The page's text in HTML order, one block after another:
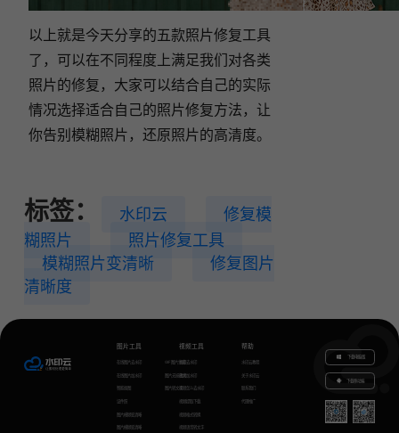
以上就是今天分享的五款照片修复工具
了，可以在不同程度上满足我们对各类
照片的修复，大家可以结合自己的实际
情况选择适合自己的照片修复方法，让
你告别模糊照片，还原照片的高清度。
标签： 水印云
修复模
糊照片
照片修复工具
模糊照片变清晰
修复图片
清晰度
图片工具
在线图片去水印
在线图片加水印
智能抠图
证件照
图片模糊变清晰
图片模糊变清晰
GIF图片生成
图片无损放大
图片转文字
视频工具
视频去水印
视频加水印
视频怎么去水印
视频提取下载
视频格式转换
视频语音转文字
帮助
水印云教程
关于水印云
联系我们
代理推广
下载电脑版
下载移动端